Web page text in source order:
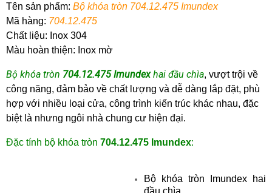
Tên sản phẩm: Bộ khóa tròn 704.12.475 Imundex
Mã hàng: 704.12.475
Chất liệu: Inox 304
Màu hoàn thiện: Inox mờ
Bộ khóa tròn 704.12.475 Imundexhai đầu chìa, vượt trội về
công năng, đảm bảo về chất lượng và dễ dàng lắp đặt, phù
hợp với nhiều loại cửa, công trình kiến trúc khác nhau, đặc
biệt là nhưng ngôi nhà chung cư hiện đại.
Đặc tính bộ khóa tròn 704.12.475 Imundex:
Bộ khóa tròn Imundex hai
đầu chìa